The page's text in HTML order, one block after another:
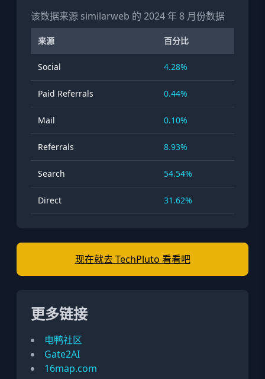
该数据来源 similarweb 的 2024 年 8 月份数据
来源 百分比
Social 4.28%
Paid Referrals 0.44%
Mail 0.10%
Referrals 8.93%
Search 54.54%
Direct 31.62%
现在就去 TechPluto 看看吧
更多链接
电鸭社区
Gate2AI
16map.com